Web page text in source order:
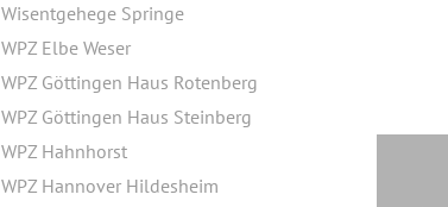
Wisentgehege Springe
WPZ Elbe Weser
WPZ Göttingen Haus Rotenberg
WPZ Göttingen Haus Steinberg
WPZ Hahnhorst
WPZ Hannover Hildesheim